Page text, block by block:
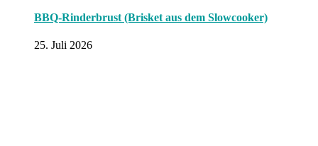
BBQ-Rinderbrust (Brisket aus dem Slowcooker)
25. Juli 2026